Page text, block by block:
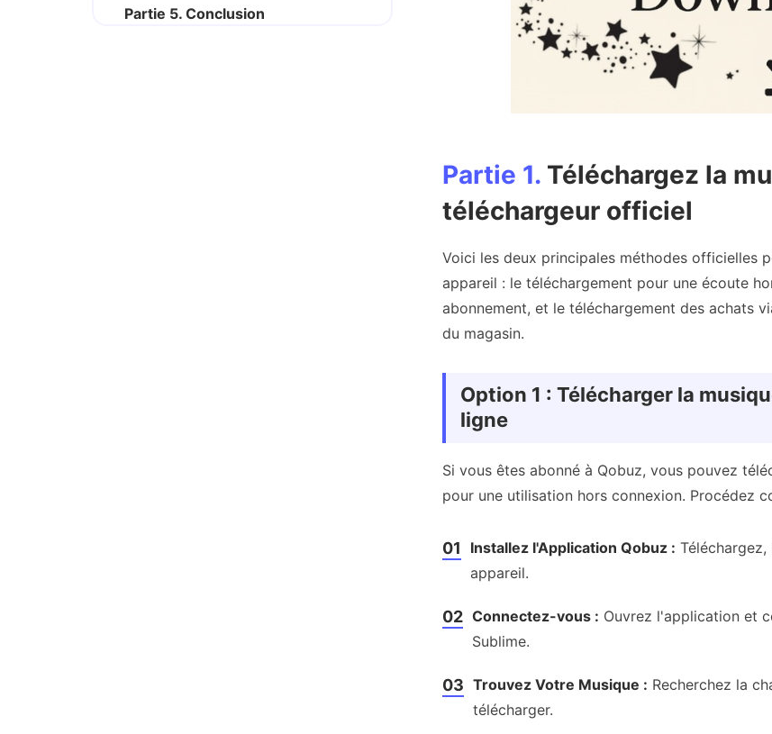
Partie 5. Conclusion
Partie 1. Téléchargez la
téléchargeur officiel
Voici les deux principales méthodes officielles
appareil : le téléchargement pour une écoute
abonnement, et le téléchargement des achats
du magasin.
Option 1 : Télécharger la
ligne
Si vous êtes abonné à Qobuz, vous pouvez
pour une utilisation hors connexion. Procédez
01 Installez l'Application Qobuz :
appareil.
02 Connectez-vous : Ouvrez l'application et
Sublime.
03 Trouvez Votre Musique : Recherchez la
télécharger.